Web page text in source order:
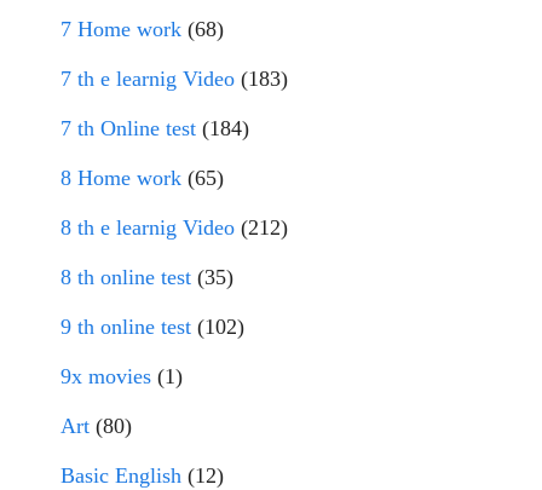
7 Home work (68)
7 th e learnig Video (183)
7 th Online test (184)
8 Home work (65)
8 th e learnig Video (212)
8 th online test (35)
9 th online test (102)
9x movies (1)
Art (80)
Basic English (12)